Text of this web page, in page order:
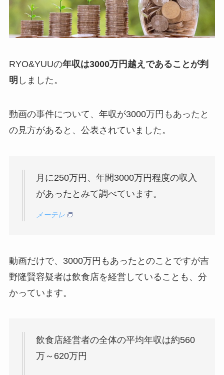
RYO&YUUの年収は3000万円越えであることが判
明 しました。
動画の事件について、年収が3000万円もあったと
の見方があると、公表されていました。
月に250万円、年間3000万円程度の収入
があったとみて調べています。
メーテレ
動画だけで、3000万円もあったとのことですが吉
野隆賢容疑者は飲食店を経営していることも、分
かっています。
飲食店経営者の全体の平均年収は約560
万～620万円